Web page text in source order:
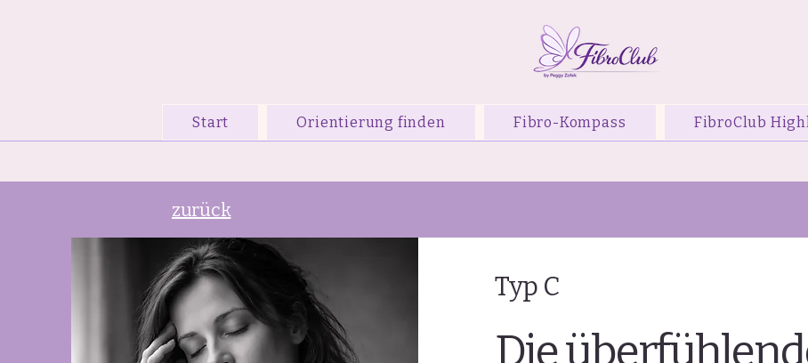
Start Orientierung finden Fibro-Kompass FibroClub
zurück
Typ C
Die